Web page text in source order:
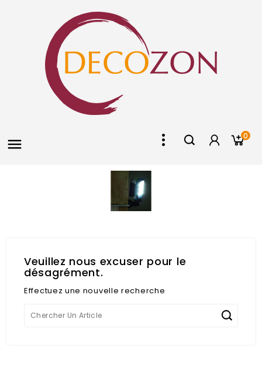
 0
Veuillez nous excuser pour le
désagrément.
Effectuez une nouvelle recherche